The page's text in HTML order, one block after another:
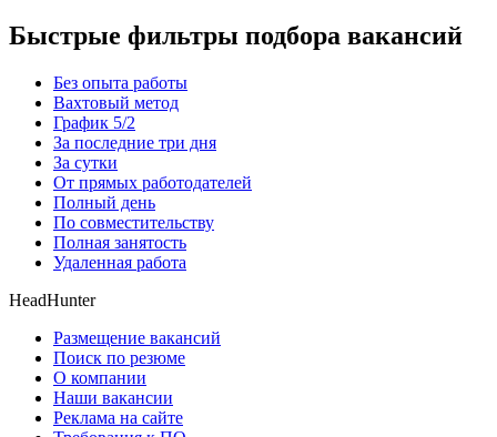
Быстрые фильтры подбора вакансий
Без опыта работы
Вахтовый метод
График 5/2
За последние три дня
За сутки
От прямых работодателей
Полный день
По совместительству
Полная занятость
Удаленная работа
HeadHunter
Размещение вакансий
Поиск по резюме
О компании
Наши вакансии
Реклама на сайте